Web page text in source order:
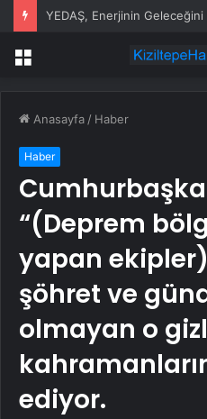
Menü
Anasayfa / Haber
Haber
“(Deprem
yapan
şöhret ve
olmayan o
ediyor.